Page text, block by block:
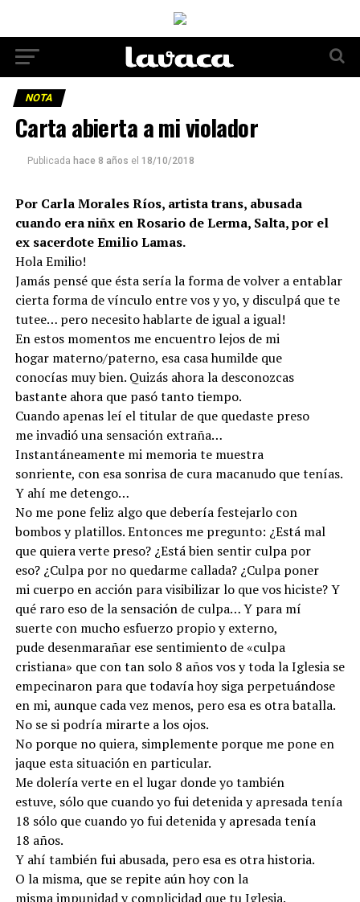
NOTA
Carta abierta a mi violador
Publicada hace 8 años el 18/10/2018
Por Carla Morales Ríos, artista trans, abusada
cuando era niñx en Rosario de Lerma, Salta, por el
ex sacerdote Emilio Lamas.
Hola Emilio!
Jamás pensé que ésta sería la forma de volver a entablar
cierta forma de vínculo entre vos y yo, y disculpá que te
tutee… pero necesito hablarte de igual a igual!
En estos momentos me encuentro lejos de mi
hogar materno/paterno, esa casa humilde que
conocías muy bien. Quizás ahora la desconozcas
bastante ahora que pasó tanto tiempo.
Cuando apenas leí el titular de que quedaste preso
me invadió una sensación extraña…
Instantáneamente mi memoria te muestra
sonriente, con esa sonrisa de cura macanudo que tenías.
Y ahí me detengo…
No me pone feliz algo que debería festejarlo con
bombos y platillos. Entonces me pregunto: ¿Está mal
que quiera verte preso? ¿Está bien sentir culpa por
eso? ¿Culpa por no quedarme callada? ¿Culpa poner
mi cuerpo en acción para visibilizar lo que vos hiciste? Y
qué raro eso de la sensación de culpa… Y para mí
suerte con mucho esfuerzo propio y externo,
pude desenmarañar ese sentimiento de «culpa
cristiana» que con tan solo 8 años vos y toda la Iglesia se
empecinaron para que todavía hoy siga perpetuándose
en mi, aunque cada vez menos, pero esa es otra batalla.
No se si podría mirarte a los ojos.
No porque no quiera, simplemente porque me pone en
jaque esta situación en particular.
Me dolería verte en el lugar donde yo también
estuve, sólo que cuando yo fui detenida y apresada tenía
18 sólo que cuando yo fui detenida y apresada tenía
18 años.
Y ahí también fui abusada, pero esa es otra historia.
O la misma, que se repite aún hoy con la
misma impunidad y complicidad que tu Iglesia.